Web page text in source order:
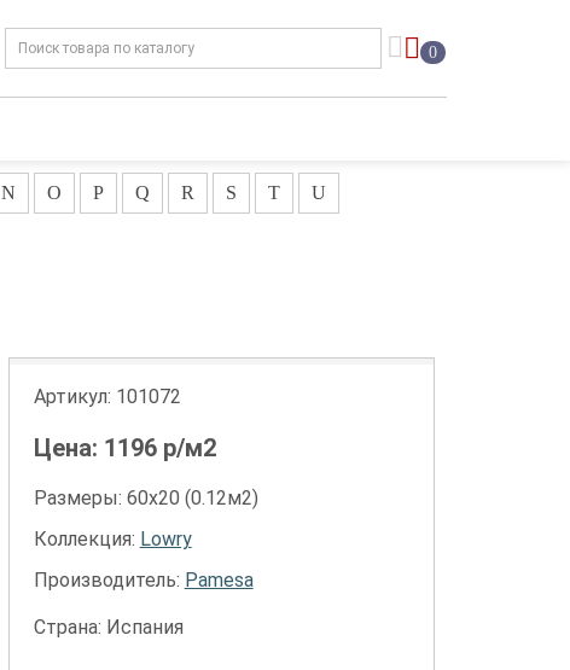
0
N O P Q R S T U
Артикул: 101072
Цена: 1196р/м2
Размеры: 60х20 (0.12м2)
Коллекция: Lowry
Производитель: Pamesa
Страна: Испания